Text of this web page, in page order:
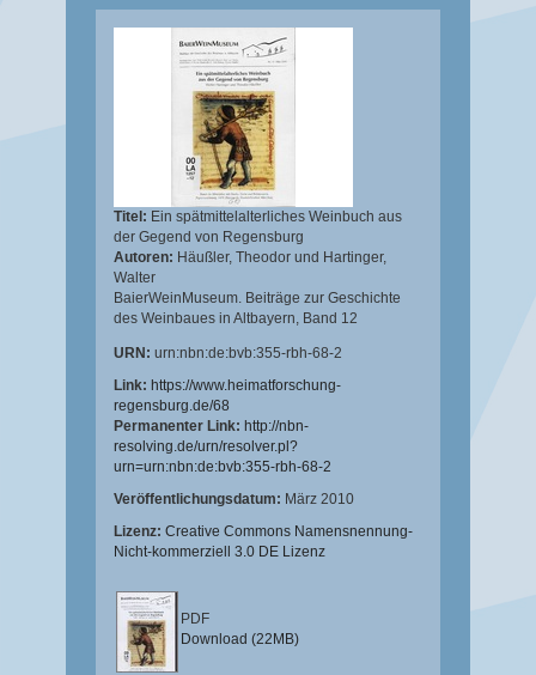
Titel: Ein spätmittelalterliches Weinbuch aus
der Gegend von Regensburg
Autoren: Häußler, Theodor und Hartinger,
Walter
BaierWeinMuseum. Beiträge zur Geschichte
des Weinbaues in Altbayern, Band 12
URN: urn:nbn:de:bvb:355-rbh-68-2
Link: https://www.heimatforschung-
regensburg.de/68
Permanenter Link: http://nbn-
resolving.de/urn/resolver.pl?
urn=urn:nbn:de:bvb:355-rbh-68-2
Veröffentlichungsdatum: März 2010
Lizenz: Creative Commons Namensnennung-
Nicht-kommerziell 3.0 DE Lizenz
PDF
Download (22MB)